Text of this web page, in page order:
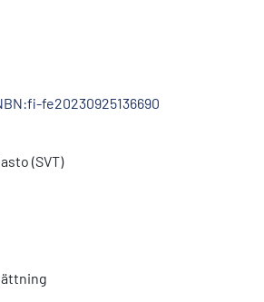
fe20230925136690
(SVT)